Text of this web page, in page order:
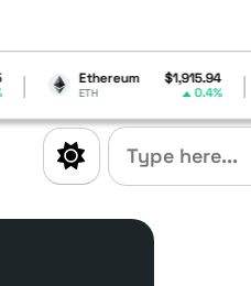
$1,915.94 BNB
BNB